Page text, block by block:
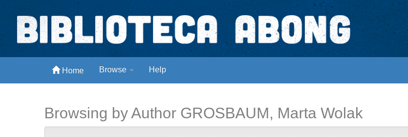
Skip
navigation
Home Browse Help
Biblioteca Digital Abong
Espaços para ajustar tela
Browsing by Author GROSBAUM, Marta Wolak